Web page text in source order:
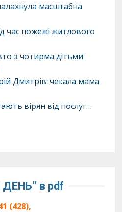
масштабна
час пожежі житлового
з чотирма дітьми
Дмитрів: чекала мама
вірян від послуг…
ДЕНЬ” в pdf
(428),